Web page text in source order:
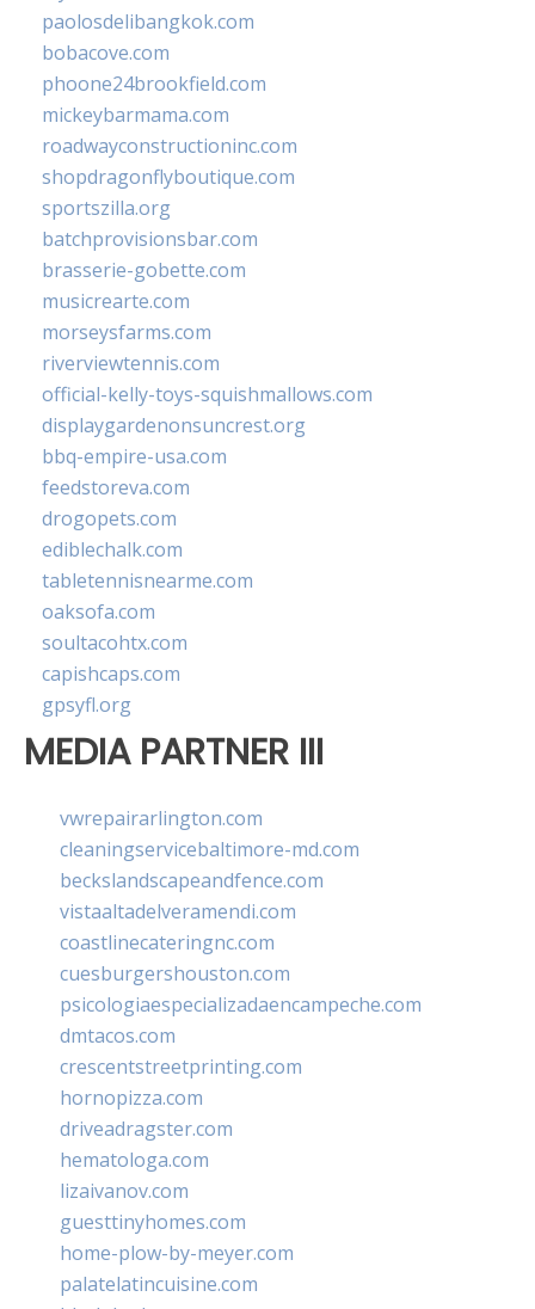
paolosdelibangkok.com
bobacove.com
phoone24brookfield.com
mickeybarmama.com
roadwayconstructioninc.com
shopdragonflyboutique.com
sportszilla.org
batchprovisionsbar.com
brasserie-gobette.com
musicrearte.com
morseysfarms.com
riverviewtennis.com
official-kelly-toys-squishmallows.com
displaygardenonsuncrest.org
bbq-empire-usa.com
feedstoreva.com
drogopets.com
ediblechalk.com
tabletennisnearme.com
oaksofa.com
soultacohtx.com
capishcaps.com
gpsyfl.org
MEDIA PARTNER III
vwrepairarlington.com
cleaningservicebaltimore-md.com
beckslandscapeandfence.com
vistaaltadelveramendi.com
coastlinecateringnc.com
cuesburgershouston.com
psicologiaespecializadaencampeche.com
dmtacos.com
crescentstreetprinting.com
hornopizza.com
driveadragster.com
hematologa.com
lizaivanov.com
guesttinyhomes.com
home-plow-by-meyer.com
palatelatincuisine.com